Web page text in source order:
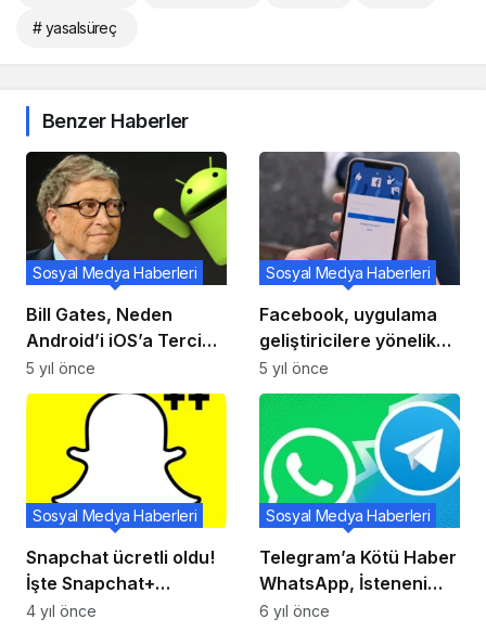
# yasalsüreç
Benzer Haberler
Bill Gates, Neden
Android’i iOS’a Tercih
Ettiğini Açıkladı!
Sosyal Medya Haberleri
5 yıl önce
Facebook, uygulama
geliştiricilere yönelik
verilerin koruma
değerlendirmesini
yayınlayarak
platformun güvenliğini
sağlıyor
Sosyal Medya Haberleri
5 yıl önce
Snapchat ücretli oldu!
İşte Snapchat+
özellikleri
Sosyal Medya Haberleri
4 yıl önce
Telegram’a Kötü Haber
WhatsApp, İsteneni
Özelliği Getiriyor
Sosyal Medya Haberleri
6 yıl önce